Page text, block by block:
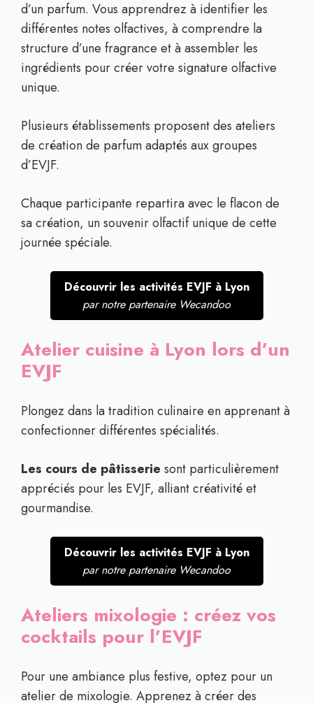
d’un parfum. Vous apprendrez à identifier les
différentes notes olfactives, à comprendre la
structure d’une fragrance et à assembler les
ingrédients pour créer votre signature olfactive
unique.
Plusieurs établissements proposent des ateliers
de création de parfum adaptés aux groupes
d’EVJF.
Chaque participante repartira avec le flacon de
sa création, un souvenir olfactif unique de cette
journée spéciale.
Découvrir les activités EVJF à Lyon
par notre partenaire Wecandoo
Atelier cuisine à Lyon lors d’un
EVJF
Plongez dans la tradition culinaire en apprenant à
confectionner différentes spécialités.
Les cours de pâtisserie sont particulièrement
appréciés pour les EVJF, alliant créativité et
gourmandise.
Découvrir les activités EVJF à Lyon
par notre partenaire Wecandoo
Ateliers mixologie : créez vos
cocktails pour l’EVJF
Pour une ambiance plus festive, optez pour un
atelier de mixologie. Apprenez à créer des